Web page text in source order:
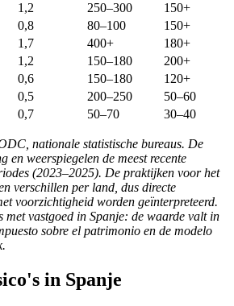
1,2 250–300
150+
0,8 80–100
150+
1,7 400+
180+
1,2 150–180
200+
0,6 150–180
120+
0,5 200–250
50–60
0,7 50–70 30–40
nationale statistische bureaus. De
en weerspiegelen de meest recente
(2023–2025). De praktijken voor het
verschillen per land, dus directe
voorzichtigheid worden geïnterpreteerd.
met vastgoed in Spanje: de waarde valt in
sobre el patrimonio en de modelo
in Spanje